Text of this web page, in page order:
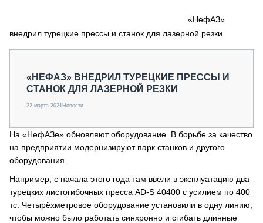
СПЕЦПРОЕКТЫ
О ПРОЕКТЕ
«НефАЗ»
внедрил турецкие прессы и станок для лазерной резки
«НЕФАЗ» ВНЕДРИЛ ТУРЕЦКИЕ ПРЕССЫ И
СТАНОК ДЛЯ ЛАЗЕРНОЙ РЕЗКИ
22 марта 2021Новости
На «НефАЗе» обновляют оборудование. В борьбе за качество
на предприятии модернизируют парк станков и другого
оборудования.
Например, с начала этого года там ввели в эксплуатацию два
турецких листогибочных пресса AD-S 40400 с усилием по 400
тс. Четырёхметровое оборудование установили в одну линию,
чтобы можно было работать синхронно и сгибать длинные